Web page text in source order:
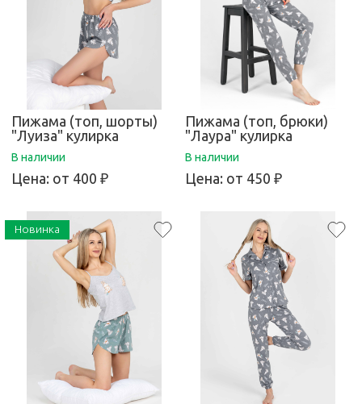
Пижама (топ, шорты)
"Луиза" кулирка
В наличии
Цена: от 400 ₽
Пижама (топ, брюки)
"Лаура" кулирка
В наличии
Цена: от 450 ₽
Новинка